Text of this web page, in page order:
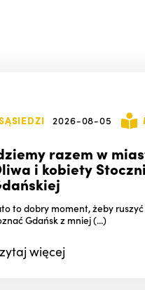
2026-08-05
razem w
i kobiety Stoczni
to dobry moment, żeby
Gdańsk z mniej (...)
więcej